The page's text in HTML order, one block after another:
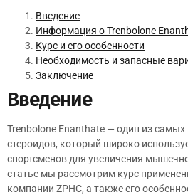
Введение
Информация о Trenbolone
Курс и его особенности
Необходимость и запасные
Заключение
Введение
Trenbolone Enanthate — один из
стероидов, который широко
спортсменов для увеличения
статье мы рассмотрим курс
компании ZPHC, а также его